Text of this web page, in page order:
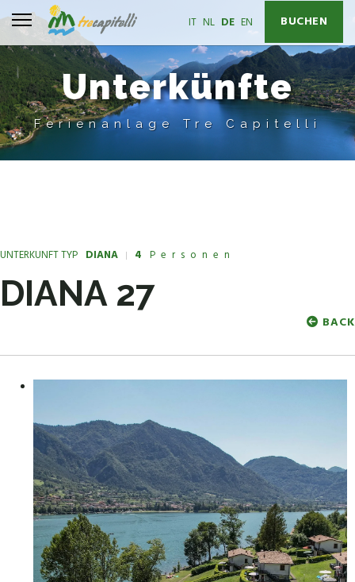
Sprache auswählen
IT NL DE EN BUCHEN
Unterkünfte
Ferienanlage Tre Capitelli
UNTERKUNFT TYP DIANA 4 Personen
DIANA 27
BACK